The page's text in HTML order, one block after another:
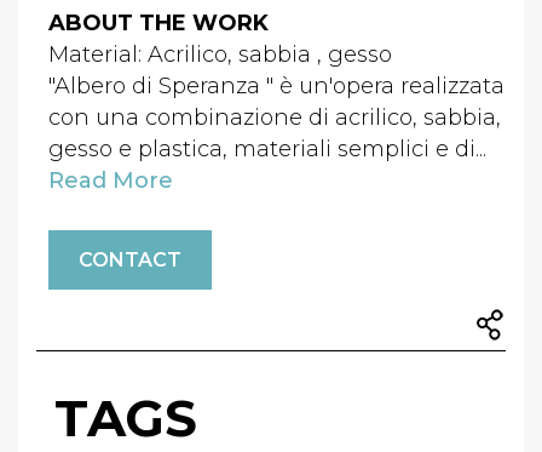
ABOUT THE WORK
Material: Acrilico, sabbia , gesso
"Albero di Speranza " è un'opera realizzata
con una combinazione di acrilico, sabbia,
gesso e plastica, materiali semplici e di...
Read More
CONTACT
TAGS